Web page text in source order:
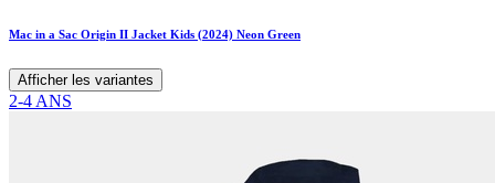
Mac in a Sac Origin II Jacket Kids (2024) Neon Green
Afficher les variantes
2-4 ANS